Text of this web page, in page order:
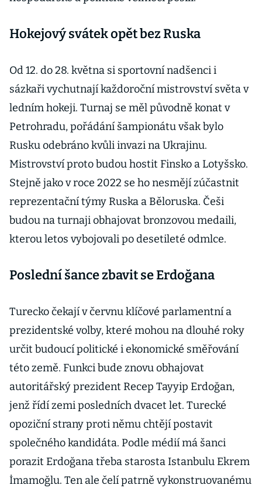
Hokejový svátek opět bez Ruska
Od 12. do 28. května si sportovní nadšenci i
sázkaři vychutnají každoroční mistrovství světa v
ledním hokeji. Turnaj se měl původně konat v
Petrohradu, pořádání šampionátu však bylo
Rusku odebráno kvůli invazi na Ukrajinu.
Mistrovství proto budou hostit Finsko a Lotyšsko.
Stejně jako v roce 2022 se ho nesmějí zúčastnit
reprezentační týmy Ruska a Běloruska. Češi
budou na turnaji obhajovat bronzovou medaili,
kterou letos vybojovali po desetileté odmlce.
Poslední šance zbavit se Erdoğana
Turecko čekají v červnu klíčové parlamentní a
prezidentské volby, které mohou na dlouhé roky
určit budoucí politické i ekonomické směřování
této země. Funkci bude znovu obhajovat
autoritářský prezident Recep Tayyip Erdoğan,
jenž řídí zemi posledních dvacet let. Turecké
opoziční strany proti němu chtějí postavit
společného kandidáta. Podle médií má šanci
porazit Erdoğana třeba starosta Istanbulu Ekrem
İmamoğlu. Ten ale čelí patrně vykonstruovanému